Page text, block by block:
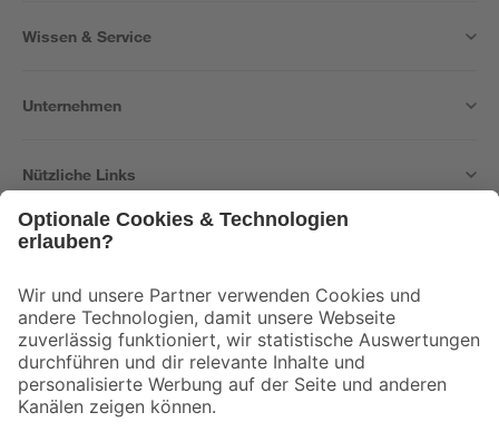
Wissen & Service
Unternehmen
Nützliche Links
Der toom Newsletter: Keine Angebote und Aktionen mehr verpassen!
Zur Newsletter Anmeldung
Folge uns